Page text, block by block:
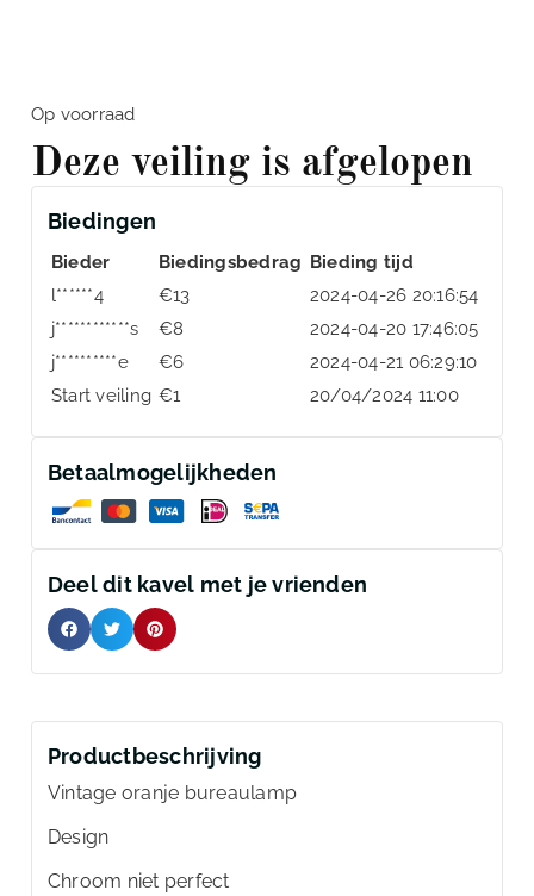
Op voorraad
Deze veiling is afgelopen
Biedingen
Bieder Biedingsbedrag Bieding tijd
l******4
€13
2024-04-26 20:16:54
j************s
€8
2024-04-20 17:46:05
j**********e
€6
2024-04-21 06:29:10
Start veiling €1 20/04/2024 11:00
Betaalmogelijkheden
Deel dit kavel met je vrienden
Productbeschrijving
Vintage oranje bureaulamp
Design
Chroom niet perfect